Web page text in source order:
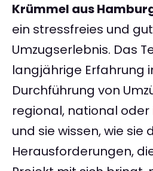
Krümmel aus
ein stressfreies und
Umzugserlebnis. Das
langjährige Erfahrung
Durchführung von
regional, national oder
und sie wissen, wie sie
Herausforderungen,